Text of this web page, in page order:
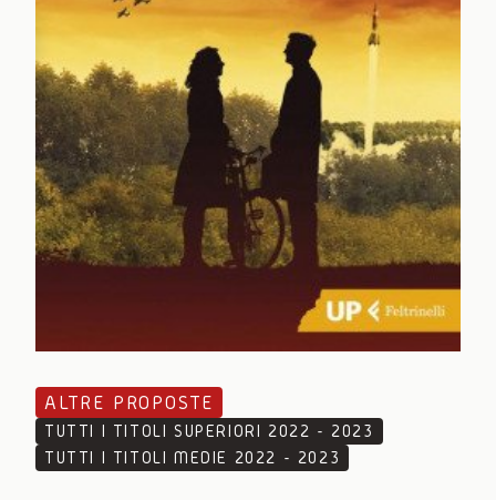
ALTRE PROPOSTE
TUTTI I TITOLI SUPERIORI 2022 - 2023
TUTTI I TITOLI MEDIE 2022 - 2023